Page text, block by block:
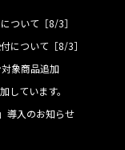
ついて［8/3］
について［8/3］
対象商品追加
しています。
導入のお知らせ